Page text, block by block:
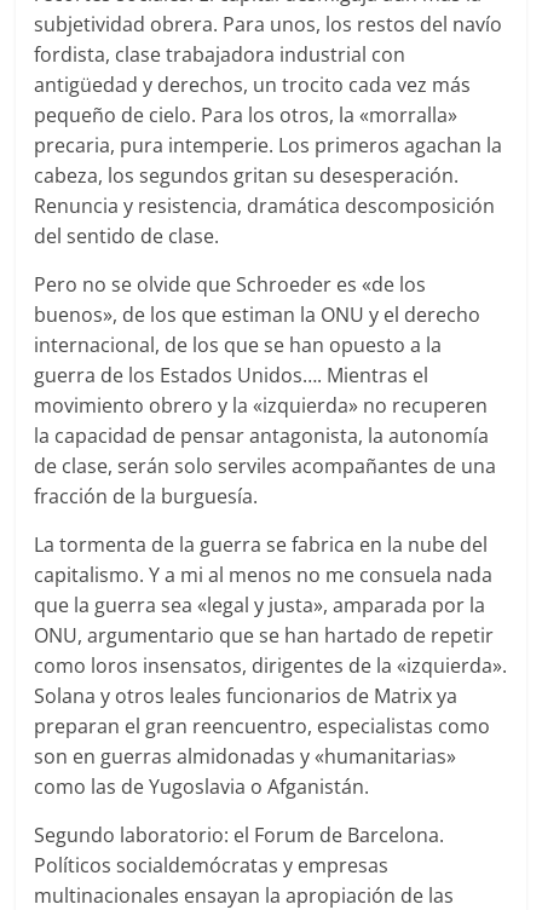
subjetividad obrera. Para unos, los restos del navío
fordista, clase trabajadora industrial con
antigüedad y derechos, un trocito cada vez más
pequeño de cielo. Para los otros, la «morralla»
precaria, pura intemperie. Los primeros agachan la
cabeza, los segundos gritan su desesperación.
Renuncia y resistencia, dramática descomposición
del sentido de clase.
Pero no se olvide que Schroeder es «de los
buenos», de los que estiman la ONU y el derecho
internacional, de los que se han opuesto a la
guerra de los Estados Unidos…. Mientras el
movimiento obrero y la «izquierda» no recuperen
la capacidad de pensar antagonista, la autonomía
de clase, serán solo serviles acompañantes de una
fracción de la burguesía.
La tormenta de la guerra se fabrica en la nube del
capitalismo. Y a mi al menos no me consuela nada
que la guerra sea «legal y justa», amparada por la
ONU, argumentario que se han hartado de repetir
como loros insensatos, dirigentes de la «izquierda».
Solana y otros leales funcionarios de Matrix ya
preparan el gran reencuentro, especialistas como
son en guerras almidonadas y «humanitarias»
como las de Yugoslavia o Afganistán.
Segundo laboratorio: el Forum de Barcelona.
Políticos socialdemócratas y empresas
multinacionales ensayan la apropiación de las